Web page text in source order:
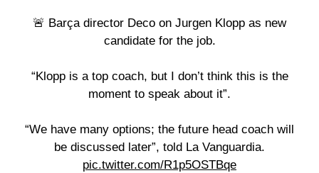
🚨 Barça director Deco on Jurgen Klopp as new
candidate for the job.
“Klopp is a top coach, but I don’t think this is the
moment to speak about it”.
“We have many options; the future head coach will
be discussed later”, told La Vanguardia.
pic.twitter.com/R1p5OSTBqe